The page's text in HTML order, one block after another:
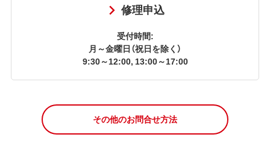
修理申込
受付時間:
月～金曜日（祝日を除く）
9:30～12:00, 13:00～17:00
その他のお問合せ方法